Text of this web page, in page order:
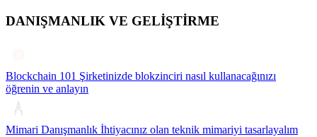
DANIŞMANLIK VE GELİŞTİRME
Blockchain 101 Şirketinizde blokzinciri nasıl kullanacağınızı
öğrenin ve anlayın
Mimari Danışmanlık İhtiyacınız olan teknik mimariyi tasarlayalım